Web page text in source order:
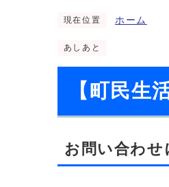
現在位置 ホーム
あしあと
【町民生
お問い合わせ